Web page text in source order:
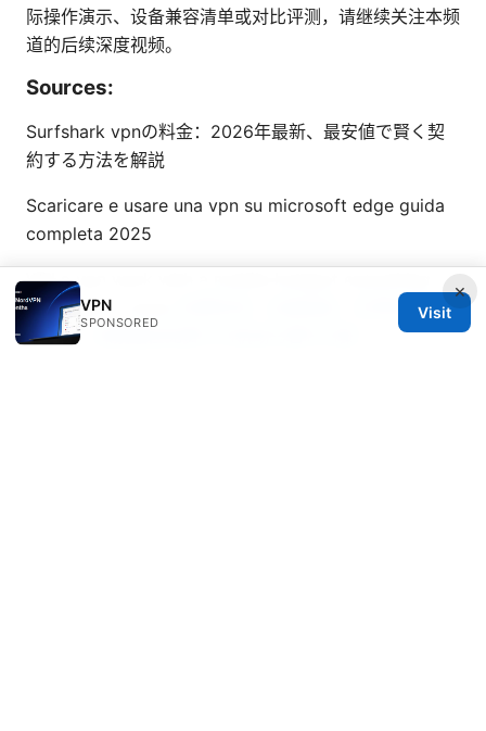
际操作演示、设备兼容清单或对比评测，请继续关注本频
道的后续深度视频。
Sources:
Surfshark vpnの料金：2026年最新、最安値で賢く契
約する方法を解説
Scaricare e usare una vpn su microsoft edge guida
completa 2025
Will a vpn work with a mobile hotspot everything
you need to know
免费机场：全面指南、实用技巧与风
险分析，探索最佳免费VPN机场与替代方案
×
VPN
SPONSORED
Visit